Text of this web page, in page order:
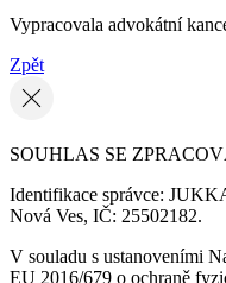
Vypracovala advokátní
Zpět
SOUHLAS SE
Identifikace správce:
Nová Ves, IČ: 25502182.
V souladu s ustanoveními
EU 2016/679 o ochraně